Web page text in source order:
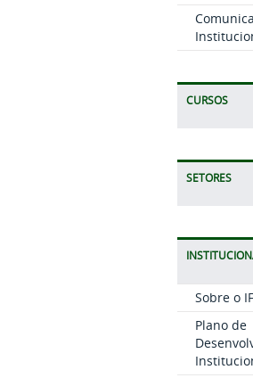
CURSOS
SETORES
Sobre o
Plano de